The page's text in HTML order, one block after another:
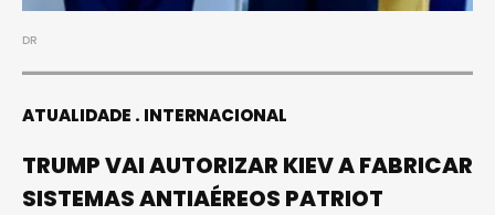
DR
ATUALIDADE INTERNACIONAL
TRUMP VAI AUTORIZAR KIEV A FABRICAR
SISTEMAS ANTIAÉREOS PATRIOT